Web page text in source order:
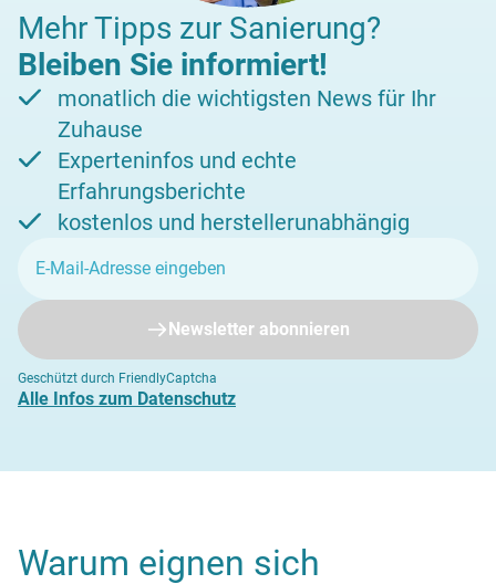
Mehr Tipps zur Sanierung?
Bleiben Sie informiert!
monatlich die wichtigsten News für Ihr
Zuhause
Experteninfos und echte
Erfahrungsberichte
kostenlos und herstellerunabhängig
Newsletter abonnieren
Geschützt durch FriendlyCaptcha
Alle Infos zum Datenschutz
Warum eignen sich